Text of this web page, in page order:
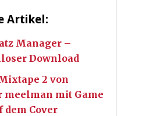
Artikel:
Manager –
Download
2 von
meelman mit Game
dem Cover